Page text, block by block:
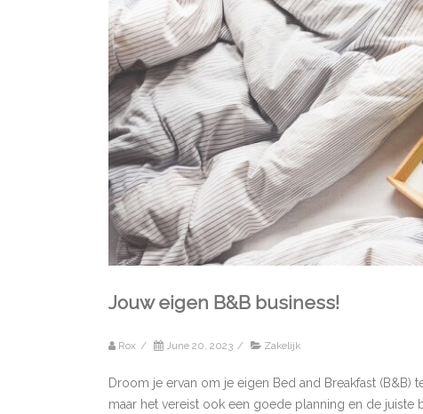
Jouw eigen B&B business!
Rox / June 20, 2023 / Zakelijk
Droom je ervan om je eigen Bed and Breakfast (B&B)
maar het vereist ook een goede planning en de